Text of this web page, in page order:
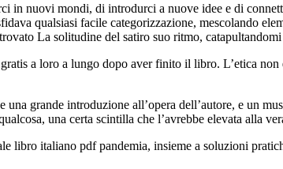
in nuovi mondi, di introdurci a nuove idee e di
qualsiasi facile categorizzazione, mescolando
La solitudine del satiro suo ritmo,
a loro a lungo dopo aver finito il libro. L’etica
grande introduzione all’opera dell’autore, e un
una certa scintilla che l’avrebbe elevata alla
libro italiano pdf pandemia, insieme a soluzioni